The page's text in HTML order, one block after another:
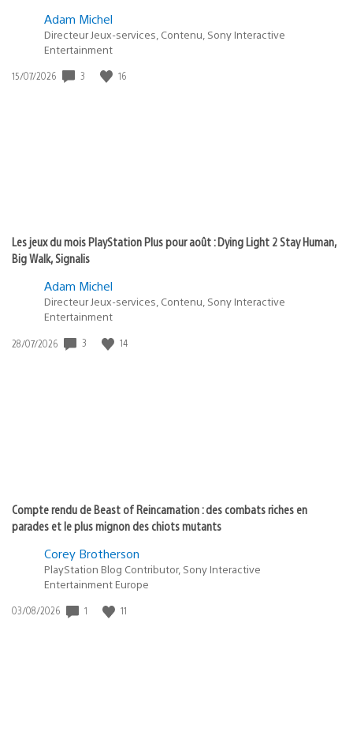
Adam Michel
Directeur Jeux-services, Contenu, Sony Interactive
Entertainment
Date
15/07/2026 3 16
Les jeux du mois PlayStation Plus pour août : Dying Light 2 Stay Human,
Big Walk, Signalis
Adam Michel
Directeur Jeux-services, Contenu, Sony Interactive
Entertainment
Date
28/07/2026 3 14
Compte rendu de Beast of Reincarnation : des combats riches en
parades et le plus mignon des chiots mutants
Corey Brotherson
PlayStation Blog Contributor, Sony Interactive
Entertainment Europe
Date
03/08/2026 1 11